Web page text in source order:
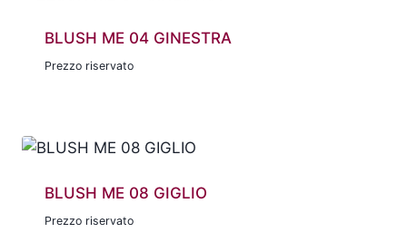
BLUSH ME 04 GINESTRA
Prezzo riservato
BLUSH ME 08 GIGLIO
Prezzo riservato